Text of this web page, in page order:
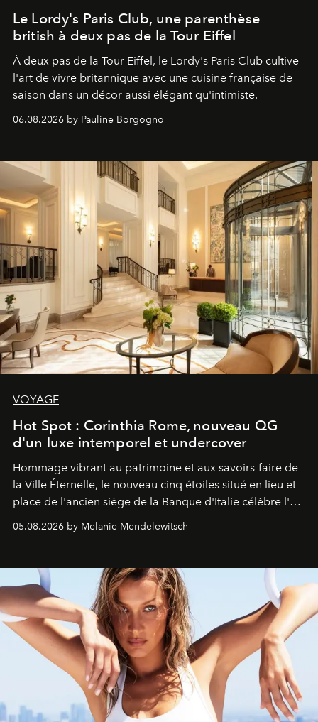
Le Lordy's Paris Club, une parenthèse
british à deux pas de la Tour Eiffel
À deux pas de la Tour Eiffel, le Lordy's Paris Club cultive
l'art de vivre britannique avec une cuisine française de
saison dans un décor aussi élégant qu'intimiste.
06.08.2026 by Pauline Borgogno
VOYAGE
Hot Spot : Corinthia Rome, nouveau QG
d'un luxe intemporel et undercover
Hommage vibrant au patrimoine et aux savoirs-faire de
la Ville Éternelle, le nouveau cinq étoiles situé en lieu et
place de l'ancien siège de la Banque d'Italie célèbre l'art
05.08.2026 by Melanie Mendelewitsch